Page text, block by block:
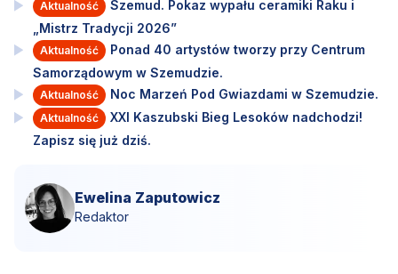
Aktualność
Szemud. Pokaz wypału ceramiki Raku i
„Mistrz Tradycji 2026”
Aktualność
Ponad 40 artystów tworzy przy Centrum
Samorządowym w Szemudzie.
Aktualność Noc Marzeń Pod Gwiazdami w Szemudzie.
Aktualność
XXI Kaszubski Bieg Lesoków nadchodzi!
Zapisz się już dziś.
Ewelina Zaputowicz
Redaktor